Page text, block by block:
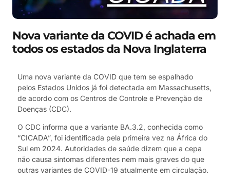
Nova variante da COVID é achada em
todos os estados da Nova Inglaterra
Uma nova variante da COVID que tem se espalhado
pelos Estados Unidos já foi detectada em Massachusetts,
de acordo com os Centros de Controle e Prevenção de
Doenças (CDC).
O CDC informa que a variante BA.3.2, conhecida como
“CICADA”, foi identificada pela primeira vez na África do
Sul em 2024. Autoridades de saúde dizem que a cepa
não causa sintomas diferentes nem mais graves do que
outras variantes de COVID-19 atualmente em circulação.